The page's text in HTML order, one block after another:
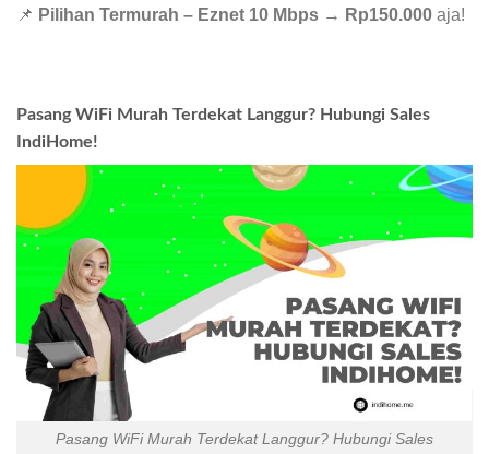
📌 Pilihan Termurah – Eznet 10 Mbps → Rp150.000 aja!
Pasang WiFi Murah Terdekat Langgur? Hubungi Sales
IndiHome!
Pasang WiFi Murah Terdekat Langgur? Hubungi Sales